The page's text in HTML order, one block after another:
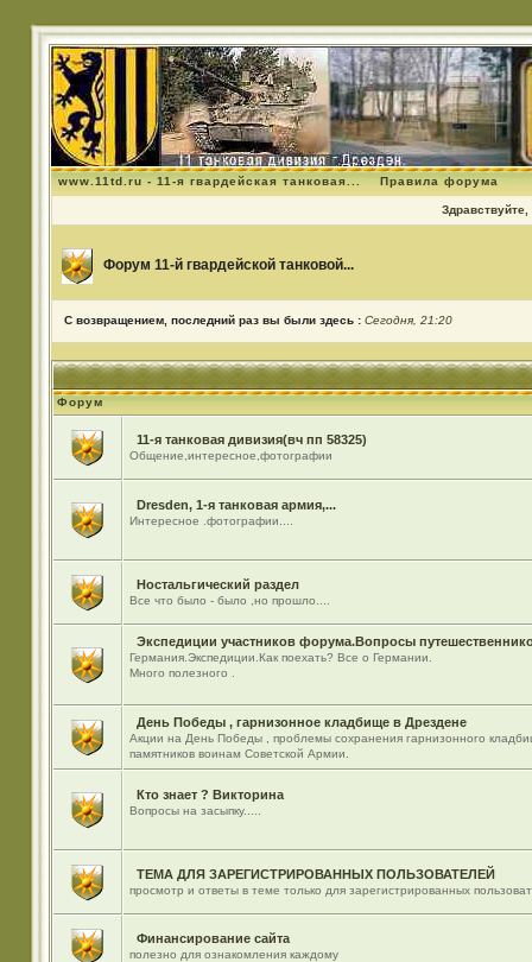
www.11td.ru - 11-я гвардейская танковая... Правила форума
Здравствуйте,
Форум 11-й гвардейской танковой...
С возвращением, последний раз вы были здесь : Сегодня, 21:20
Форум
11-я танковая дивизия(вч пп 58325)
Общение,интересное,фотографии
Dresden, 1-я танковая армия,...
Интересное .фотографии....
Ностальгический раздел
Все что было - было ,но прошло....
Экспедиции участников форума.Вопросы
Германия.Экспедиции.Как поехать? Все о Германии.
Много полезного .
День Победы , гарнизонное кладбище в Дрездене
Акции на День Победы , проблемы сохранения гарнизонного
памятников воинам Советской Армии.
Кто знает ? Викторина
Вопросы на засыпку.....
ТЕМА ДЛЯ ЗАРЕГИСТРИРОВАННЫХ ПОЛЬЗОВАТЕЛЕЙ
просмотр и ответы в теме только для зарегистрированных
Финансирование сайта
полезно для ознакомления каждому